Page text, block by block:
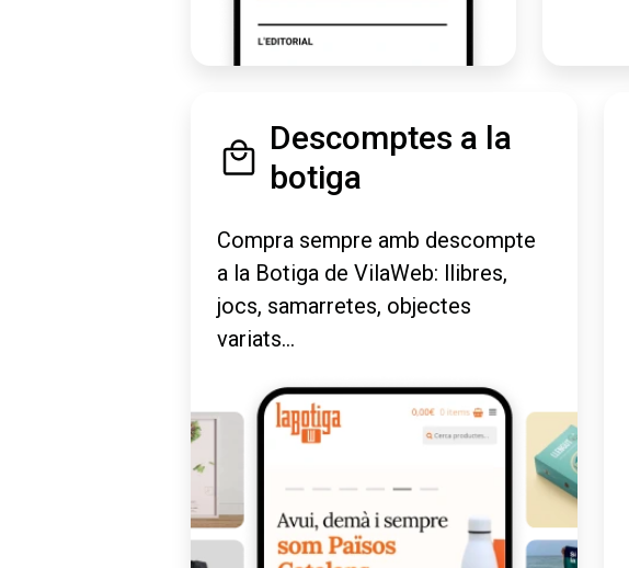
Descomptes a la
botiga
Compra sempre amb descompte
a la Botiga de VilaWeb: llibres,
jocs, samarretes, objectes
variats...